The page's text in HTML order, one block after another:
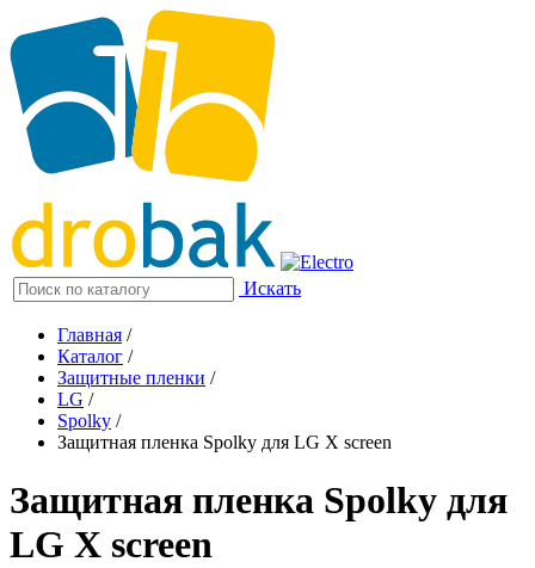
Искать
Главная /
Каталог /
Защитные пленки /
LG /
Spolky /
Защитная пленка Spolky для LG X screen
Защитная пленка Spolky для
LG X screen